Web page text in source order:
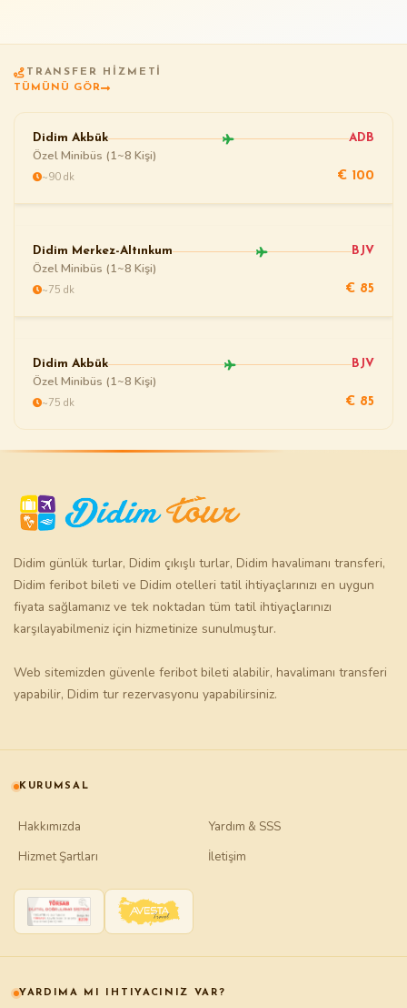
TRANSFER HIZMETI
TÜMÜNÜ GÖR
Didim Akbük ADB
Özel Minibüs (1~8 Kişi)
~90 dk € 100
Didim Merkez-Altınkum BJV
Özel Minibüs (1~8 Kişi)
~75 dk € 85
Didim Akbük BJV
Özel Minibüs (1~8 Kişi)
~75 dk € 85
Didim günlük turlar, Didim çıkışlı turlar, Didim havalimanı transferi,
Didim feribot bileti ve Didim otelleri tatil ihtiyaçlarınızı en uygun
fiyata sağlamanız ve tek noktadan tüm tatil ihtiyaçlarınızı
karşılayabilmeniz için hizmetinize sunulmuştur.
Web sitemizden güvenle feribot bileti alabilir, havalimanı transferi
yapabilir, Didim tur rezervasyonu yapabilirsiniz.
KURUMSAL
Hakkımızda
Yardım & SSS
Hizmet Şartları
İletişim
YARDIMA MI IHTIYACINIZ VAR?